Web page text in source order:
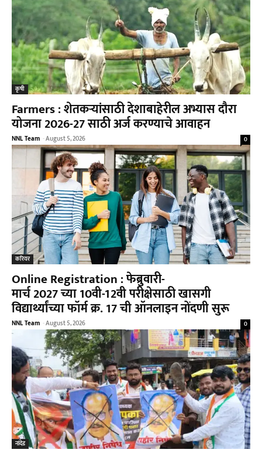
कृषी
Farmers : शेतकऱ्यांसाठी देशाबाहेरील अभ्यास दौरा
योजना 2026-27 साठी अर्ज करण्याचे आवाहन
NNL Team -August 5, 2026 0
करियर
Online Registration : फेब्रुवारी-
मार्च 2027 च्या 10वी-12वी परीक्षेसाठी खासगी
विद्यार्थ्यांच्या फॉर्म क्र. 17 ची ऑनलाइन नोंदणी सुरू
NNL Team -August 5, 2026 0
नांदेड